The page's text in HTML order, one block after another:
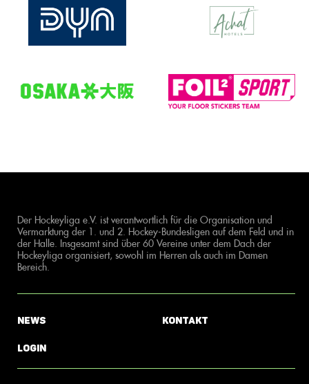
Der Hockeyliga e.V. ist verantwortlich für die Organisation und
Vermarktung der 1. und 2. Hockey-Bundesligen auf dem Feld und in
der Halle. Insgesamt sind über 60 Vereine unter dem Dach der
Hockeyliga organisiert, sowohl im Herren als auch im Damen
Bereich.
News
Login
Kontakt